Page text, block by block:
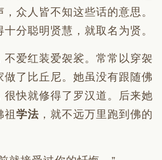
众人皆不知这些话的意思。
分聪明贤慧，就取名为贤。
不爱红装爱袈裟。常常以穿袈
了比丘尼。她虽没有跟随佛
很快就修得了罗汉道。后来她
祖 学法 ，就不远万里跑到佛的